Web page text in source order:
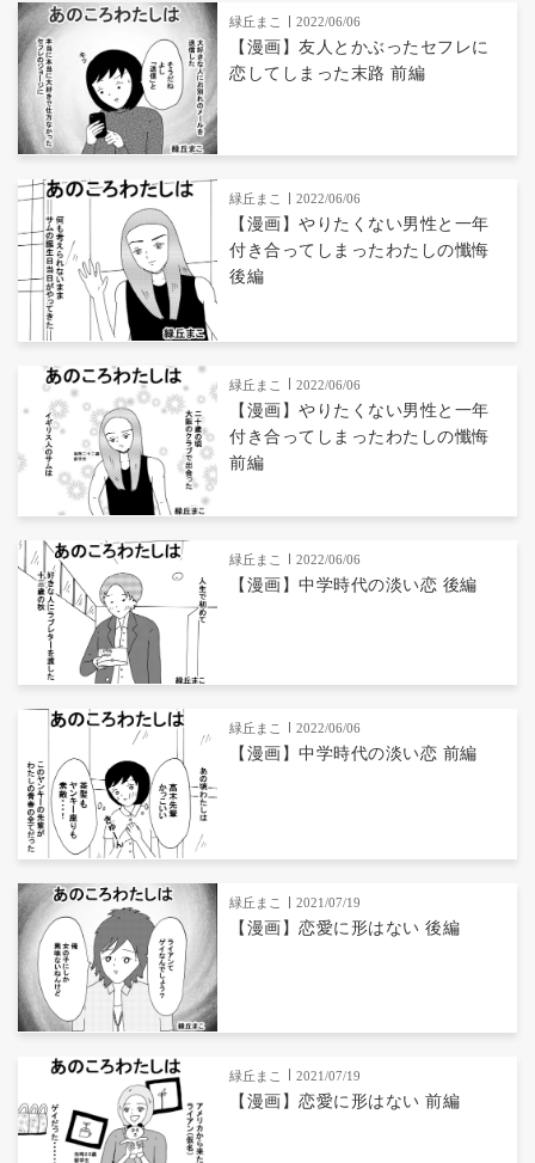
緑丘まこ 2022/06/06
【漫画】友人とかぶったセフレに
恋してしまった末路 前編
緑丘まこ 2022/06/06
【漫画】やりたくない男性と一年
付き合ってしまったわたしの懺悔
後編
緑丘まこ 2022/06/06
【漫画】やりたくない男性と一年
付き合ってしまったわたしの懺悔
前編
緑丘まこ 2022/06/06
【漫画】中学時代の淡い恋 後編
緑丘まこ 2022/06/06
【漫画】中学時代の淡い恋 前編
緑丘まこ 2021/07/19
【漫画】恋愛に形はない 後編
緑丘まこ 2021/07/19
【漫画】恋愛に形はない 前編